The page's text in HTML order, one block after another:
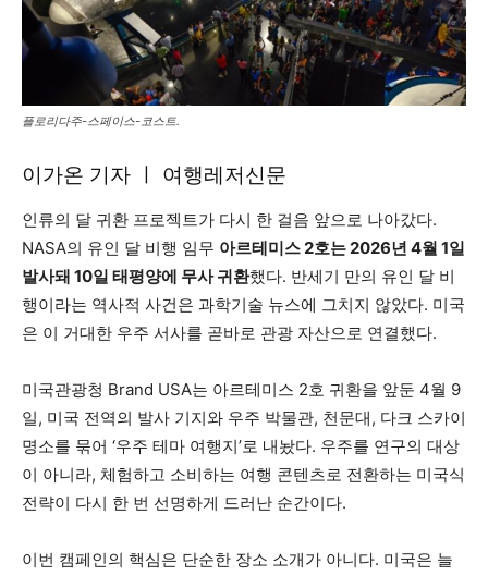
플로리다주-스페이스-코스트.
이가온 기자 ㅣ 여행레저신문
인류의 달 귀환 프로젝트가 다시 한 걸음 앞으로 나아갔다.
NASA의 유인 달 비행 임무 아르테미스 2호는 2026년 4월 1일
발사돼 10일 태평양에 무사 귀환했다. 반세기 만의 유인 달 비
행이라는 역사적 사건은 과학기술 뉴스에 그치지 않았다. 미국
은 이 거대한 우주 서사를 곧바로 관광 자산으로 연결했다.
미국관광청 Brand USA는 아르테미스 2호 귀환을 앞둔 4월 9
일, 미국 전역의 발사 기지와 우주 박물관, 천문대, 다크 스카이
명소를 묶어 ‘우주 테마 여행지’로 내놨다. 우주를 연구의 대상
이 아니라, 체험하고 소비하는 여행 콘텐츠로 전환하는 미국식
전략이 다시 한 번 선명하게 드러난 순간이다.
이번 캠페인의 핵심은 단순한 장소 소개가 아니다. 미국은 늘